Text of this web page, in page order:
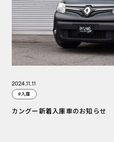
2024.11.11
#入庫
カングー新着入庫車のお知らせ